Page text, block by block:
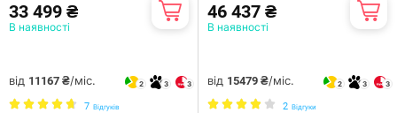
33 499 ₴
В наявності
від 11167 ₴/міс. 2 3 3
7 Відгуків
46 437 ₴
В наявності
від 15479 ₴/міс. 2 3 3
2 Відгуки